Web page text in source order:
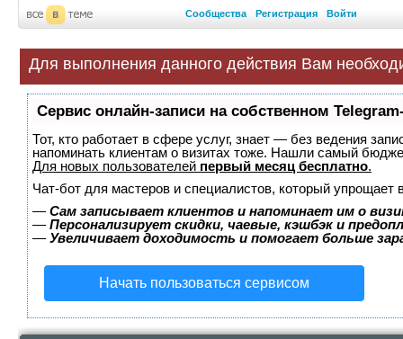
Сообщества Регистрация Войти
Для выполнения данного действия Вам
Сервис онлайн-записи на собственном
Тот, кто работает в сфере услуг, знает — без ведения
напоминать клиентам о визитах тоже. Нашли самый
Для новых пользователей первый месяц бесплатно.
Чат-бот для мастеров и специалистов, который упрощает
— Сам записывает клиентов и напоминает им о
— Персонализирует скидки, чаевые, кэшбэк и
— Увеличивает доходимость и помогает больше
Начать пользоваться сервисом